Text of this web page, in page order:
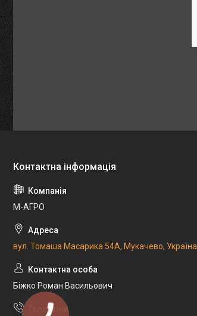
М-АГРО
вул. Томаша Масарика 54А, Мукачево, Україна
Біжко Роман Васильович